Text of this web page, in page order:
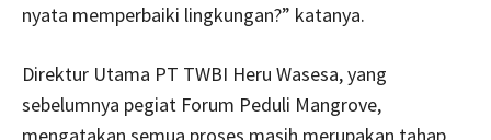
nyata memperbaiki lingkungan?” katanya.
Direktur Utama PT TWBI Heru Wasesa, yang
sebelumnya pegiat Forum Peduli Mangrove,